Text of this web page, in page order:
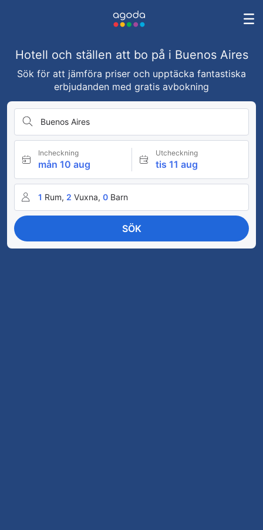
Hotell och ställen att bo på i Buenos Aires
Sök för att jämföra priser och upptäcka fantastiska
erbjudanden med gratis avbokning
Buenos Aires
Incheckning
mån 10 aug
Utcheckning
tis 11 aug
1 Rum, 2 Vuxna, 0 Barn
SÖK